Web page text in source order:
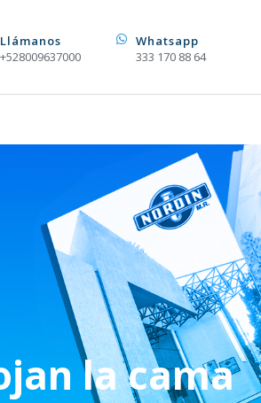
Llámanos
+528009637000
Whatsapp
333 170 88 64
la cama